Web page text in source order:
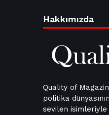
Hakkımızda
Quality of
politika
sevilen